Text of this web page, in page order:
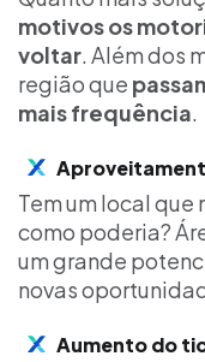
motivos os
voltar. Além dos
região que
mais frequência.
Tem um local
como poderia?
um grande
novas
Aumento do